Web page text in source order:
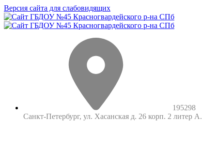
Версия сайта для слабовидящих
195298
Санкт-Петербург, ул. Хасанская д. 26 корп. 2 литер А.